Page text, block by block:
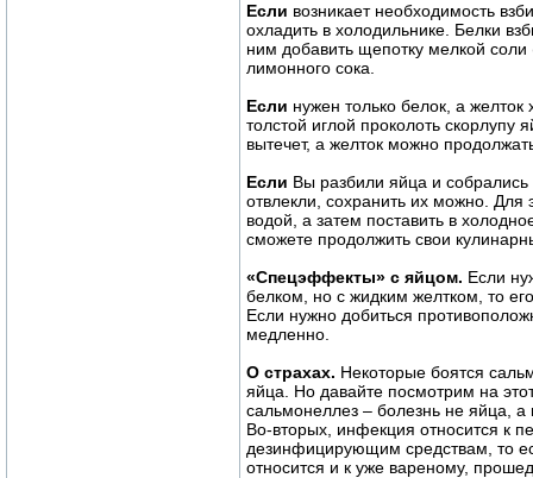
Если возникает необходимость
охладить в холодильнике. Белки
ним добавить щепотку мелкой
лимонного сока.
Если нужен только белок, а
толстой иглой проколоть скорлупу
вытечет, а желток можно
Если Вы разбили яйца и собрались
отвлекли, сохранить их можно. Для
водой, а затем поставить в
сможете продолжить свои
«Спецэффекты» с яйцом. Если
белком, но с жидким желтком, то
Если нужно добиться
медленно.
О страхах. Некоторые боятся
яйца. Но давайте посмотрим на
сальмонеллез – болезнь не яйца, а
Во-вторых, инфекция относится к
дезинфицирующим средствам, то
относится и к уже вареному,